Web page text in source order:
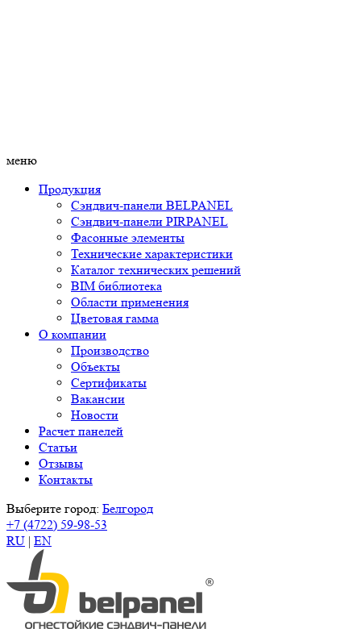
меню
Продукция
Сэндвич-панели BELPANEL
Сэндвич-панели PIRPANEL
Фасонные элементы
Технические характеристики
Каталог технических решений
BIM библиотека
Области применения
Цветовая гамма
О компании
Производство
Объекты
Сертификаты
Вакансии
Новости
Расчет панелей
Статьи
Отзывы
Контакты
Выберите город: Белгород
+7 (4722) 59-98-53
RU | EN